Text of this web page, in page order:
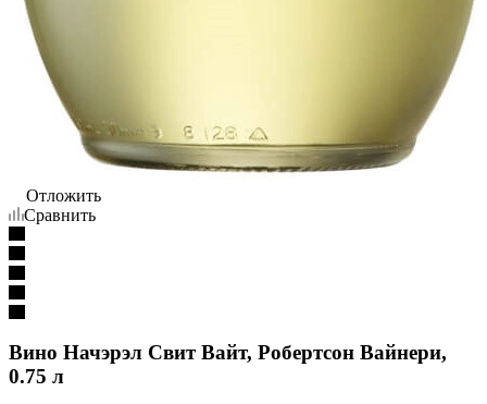
Отложить
Сравнить
Вино Начэрэл Свит Вайт, Робертсон Вайнери,
0.75 л